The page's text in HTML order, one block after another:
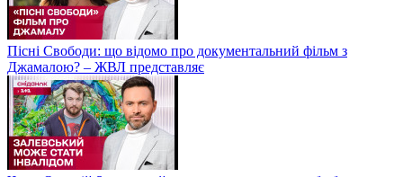
Пісні Свободи: що відомо про документальний фільм з
Джамалою? – ЖВЛ представляє